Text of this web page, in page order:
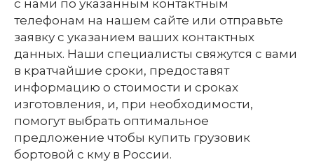
с нами по указанным контактным
телефонам на нашем сайте или отправьте
заявку с указанием ваших контактных
данных. Наши специалисты свяжутся с вами
в кратчайшие сроки, предоставят
информацию о стоимости и сроках
изготовления, и, при необходимости,
помогут выбрать оптимальное
предложение чтобы купить грузовик
бортовой с кму в России.